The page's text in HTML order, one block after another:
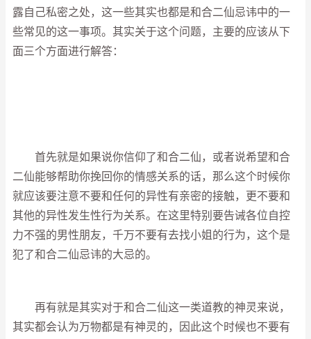
露自己私密之处，这一些其实也都是和合二仙忌讳中的一
些常见的这一事项。其实关于这个问题，主要的应该从下
面三个方面进行解答：
首先就是如果说你信仰了和合二仙，或者说希望和合
二仙能够帮助你挽回你的情感关系的话，那么这个时候你
就应该要注意不要和任何的异性有亲密的接触，更不要和
其他的异性发生性行为关系。在这里特别要告诫各位自控
力不强的男性朋友，千万不要有去找小姐的行为，这个是
犯了和合二仙忌讳的大忌的。
再有就是其实对于和合二仙这一类道教的神灵来说，
其实都会认为万物都是有神灵的，因此这个时候也不要有